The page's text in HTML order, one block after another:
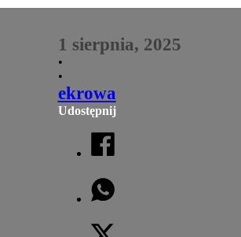
1 sierpnia, 2025
•
•
ekrowa
Udostępnij